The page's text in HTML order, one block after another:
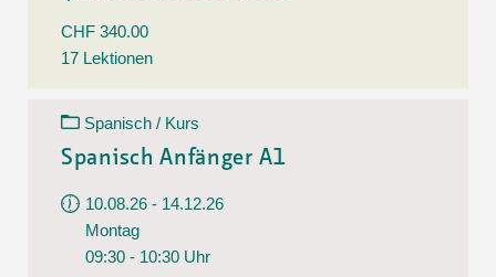
CHF 340.00
17 Lektionen
Spanisch / Kurs
Spanisch Anfänger A1
10.08.26 - 14.12.26
Montag
09:30 - 10:30 Uhr